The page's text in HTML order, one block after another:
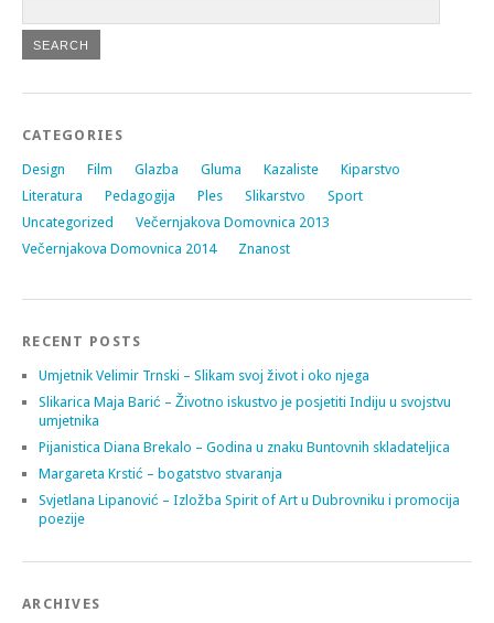
CATEGORIES
Design Film Glazba Gluma Kazaliste
Kiparstvo
Literatura
Pedagogija Ples Slikarstvo
Sport
Uncategorized
Večernjakova Domovnica 2013
Večernjakova Domovnica 2014
Znanost
RECENT POSTS
Umjetnik Velimir Trnski – Slikam svoj život i oko njega
Slikarica Maja Barić – Životno iskustvo je posjetiti Indiju u svojstvu
umjetnika
Pijanistica Diana Brekalo – Godina u znaku Buntovnih skladateljica
Margareta Krstić – bogatstvo stvaranja
Svjetlana Lipanović – Izložba Spirit of Art u Dubrovniku i promocija
poezije
ARCHIVES